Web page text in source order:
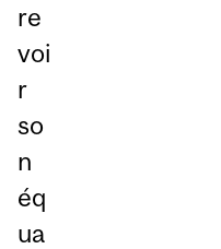
re
voi
r
so
n
éq
ua